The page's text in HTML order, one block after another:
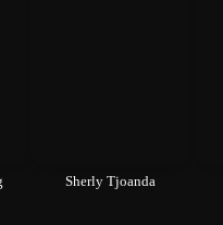
Sherly Tjoanda